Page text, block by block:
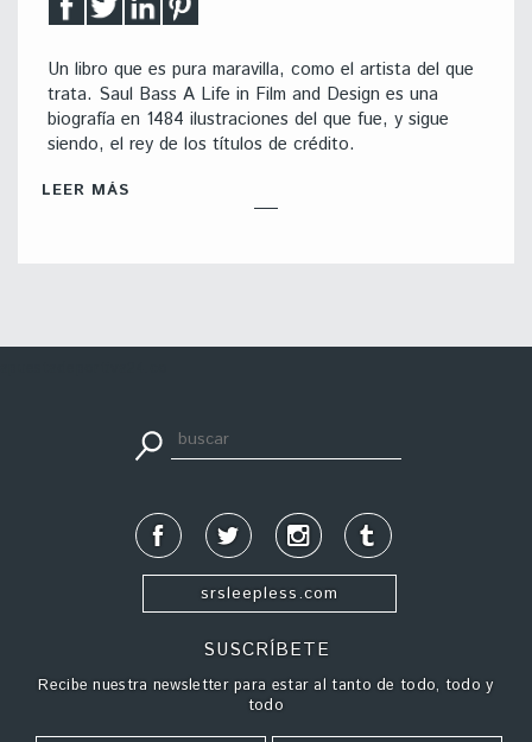
Un libro que es pura maravilla, como el artista del que
trata. Saul Bass A Life in Film and Design es una
biografía en 1484 ilustraciones del que fue, y sigue
siendo, el rey de los títulos de crédito.
LEER MÁS
srsleepless.com
SUSCRÍBETE
Recibe nuestra newsletter para estar al tanto de todo, todo y
todo